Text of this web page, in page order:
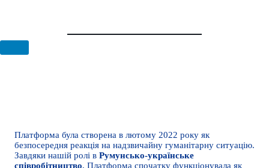
Платформа була створена в лютому 2022 року як
безпосередня реакція на надзвичайну гуманітарну ситуацію.
Завдяки нашій ролі в Румунсько-українське
співробітництво, Платформа спочатку функціонувала як